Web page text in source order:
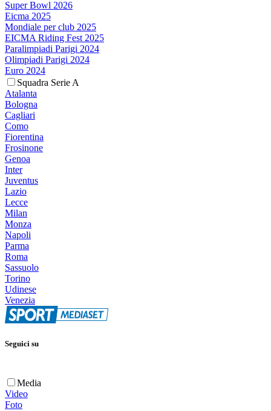
Super Bowl 2026
Eicma 2025
Mondiale per club 2025
EICMA Riding Fest 2025
Paralimpiadi Parigi 2024
Olimpiadi Parigi 2024
Euro 2024
Squadra Serie A
Atalanta
Bologna
Cagliari
Como
Fiorentina
Frosinone
Genoa
Inter
Juventus
Lazio
Lecce
Milan
Monza
Napoli
Parma
Roma
Sassuolo
Torino
Udinese
Venezia
Seguici su
Media
Video
Foto